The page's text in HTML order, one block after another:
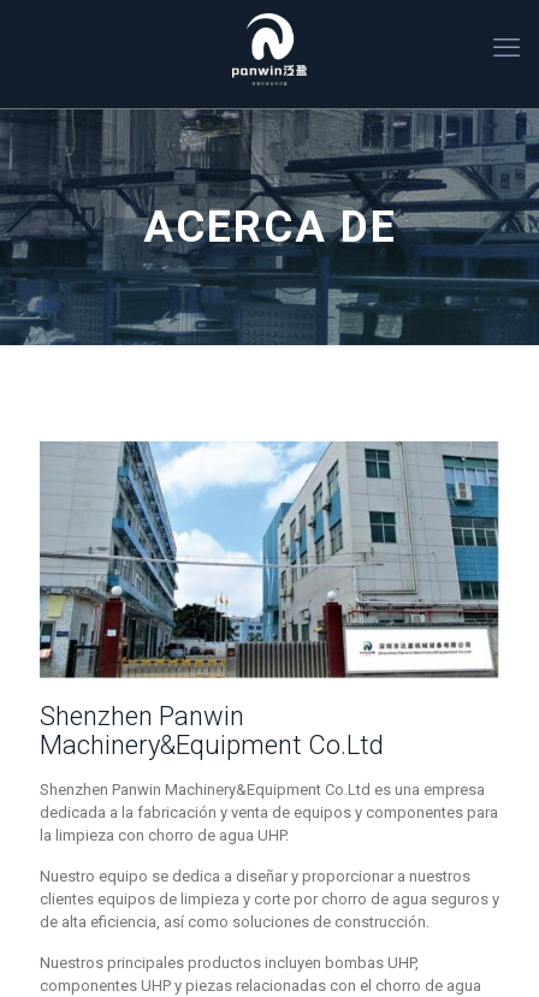
ACERCA DE
Shenzhen Panwin
Machinery&Equipment Co.Ltd
Shenzhen Panwin Machinery&Equipment Co.Ltd es una empresa
dedicada a la fabricación y venta de equipos y componentes para
la limpieza con chorro de agua UHP.
Nuestro equipo se dedica a diseñar y proporcionar a nuestros
clientes equipos de limpieza y corte por chorro de agua seguros y
de alta eficiencia, así como soluciones de construcción.
Nuestros principales productos incluyen bombas UHP,
componentes UHP y piezas relacionadas con el chorro de agua